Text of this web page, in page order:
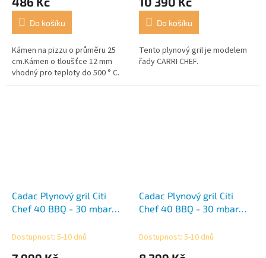
Do košíku
Kámen na pizzu o průměru 25
cm.Kámen o tloušťce 12 mm
vhodný pro teploty do 500 ° C.
Do košíku
Tento plynový gril je modelem
řady CARRI CHEF.
Cadac Plynový gril Citi
Chef 40 BBQ - 30 mbar
Dostupnost: 5-10 dnů
Cadac Plynový gril Citi
Chef 40 BBQ - 30 mbar
Dostupnost: 5-10 dnů